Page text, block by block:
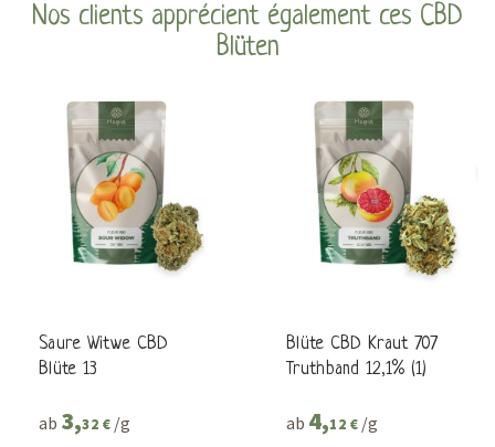
Nos clients apprécient également ces CBD
Blüten
Saure Witwe CBD
Blüte 13
ab 3,32 € /g
Blüte CBD Kraut 707
Truthband 12,1% (1)
ab 4,12 € /g